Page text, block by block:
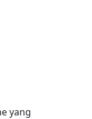
yang